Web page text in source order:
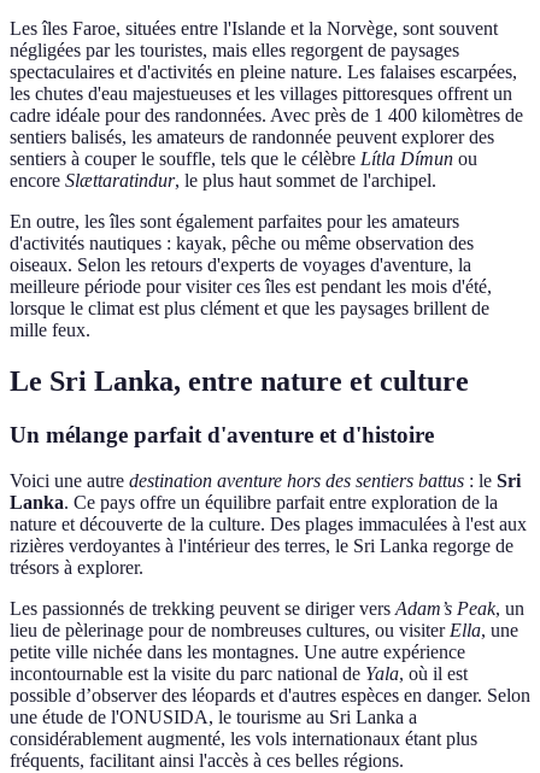
Les îles Faroe, situées entre l'Islande et la Norvège, sont souvent
négligées par les touristes, mais elles regorgent de paysages
spectaculaires et d'activités en pleine nature. Les falaises escarpées,
les chutes d'eau majestueuses et les villages pittoresques offrent un
cadre idéale pour des randonnées. Avec près de 1 400 kilomètres de
sentiers balisés, les amateurs de randonnée peuvent explorer des
sentiers à couper le souffle, tels que le célèbre Lítla Dímun ou
encore Slættaratindur, le plus haut sommet de l'archipel.
En outre, les îles sont également parfaites pour les amateurs
d'activités nautiques : kayak, pêche ou même observation des
oiseaux. Selon les retours d'experts de voyages d'aventure, la
meilleure période pour visiter ces îles est pendant les mois d'été,
lorsque le climat est plus clément et que les paysages brillent de
mille feux.
Le Sri Lanka, entre nature et culture
Un mélange parfait d'aventure et d'histoire
Voici une autre destination aventure hors des sentiers battus : le Sri
Lanka. Ce pays offre un équilibre parfait entre exploration de la
nature et découverte de la culture. Des plages immaculées à l'est aux
rizières verdoyantes à l'intérieur des terres, le Sri Lanka regorge de
trésors à explorer.
Les passionnés de trekking peuvent se diriger versAdam’s Peak, un
lieu de pèlerinage pour de nombreuses cultures, ou visiterElla, une
petite ville nichée dans les montagnes. Une autre expérience
incontournable est la visite du parc national de Yala, où il est
possible d’observer des léopards et d'autres espèces en danger. Selon
une étude de l'ONUSIDA, le tourisme au Sri Lanka a
considérablement augmenté, les vols internationaux étant plus
fréquents, facilitant ainsi l'accès à ces belles régions.